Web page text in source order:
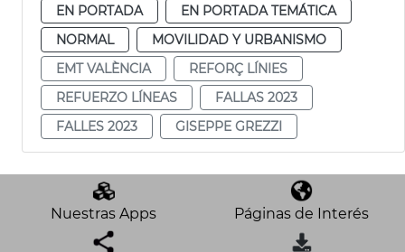
EN PORTADA
EN PORTADA TEMÁTICA
NORMAL
MOVILIDAD Y URBANISMO
EMT VALÈNCIA
REFORÇ LÍNIES
REFUERZO LÍNEAS
FALLAS 2023
FALLES 2023
GISEPPE GREZZI
Nuestras Apps Páginas de Interés